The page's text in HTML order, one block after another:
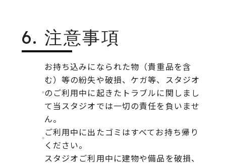
6. 注意事項
お持ち込みになられた物（貴重品を含
む）等の紛失や破損、ケガ等、スタジオ
のご利用中に起きたトラブルに関しまし
て当スタジオでは一切の責任を負いませ
ん。
ご利用中に出たゴミはすべてお持ち帰り
ください。
スタジオご利用中に建物や備品を破損、